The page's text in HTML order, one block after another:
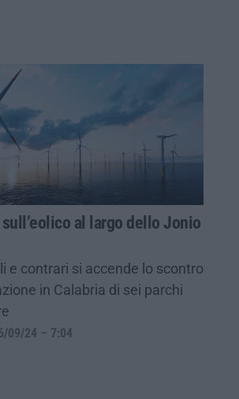
al largo dello Jonio
e contrari si accende lo scontro
in Calabria di sei parchi
09/24 – 7:04